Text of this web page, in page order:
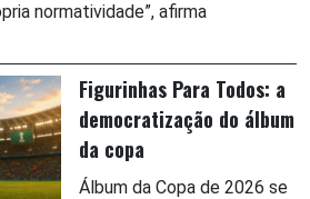
normatividade”, afirma
Figurinhas Para Todos: a
democratização do álbum
da copa
Álbum da Copa de 2026 se